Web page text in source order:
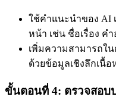
ใช้คำแนะนำของ AI
หน้า เช่น ชื่อเรื่อง ค
เพิ่มความสามารถใ
ด้วยข้อมูลเชิงลึกเนื้
ขั้นตอนที่ 4: ตรวจสอบ